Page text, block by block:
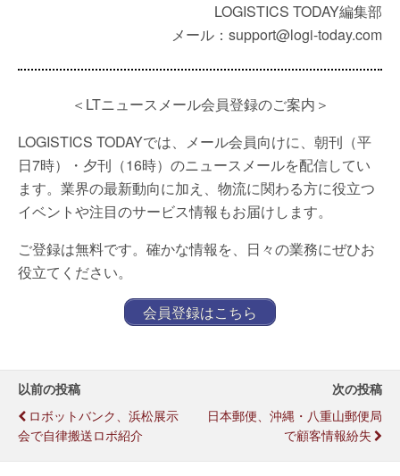
LOGISTICS TODAY編集部
メール：support@logi-today.com
＜LTニュースメール会員登録のご案内＞
LOGISTICS TODAYでは、メール会員向けに、朝刊（平
日7時）・夕刊（16時）のニュースメールを配信してい
ます。業界の最新動向に加え、物流に関わる方に役立つ
イベントや注目のサービス情報もお届けします。
ご登録は無料です。確かな情報を、日々の業務にぜひお
役立てください。
会員登録はこちら
以前の投稿
ロボットバンク、浜松展示
会で自律搬送ロボ紹介
次の投稿
日本郵便、沖縄・八重山郵便局
で顧客情報紛失